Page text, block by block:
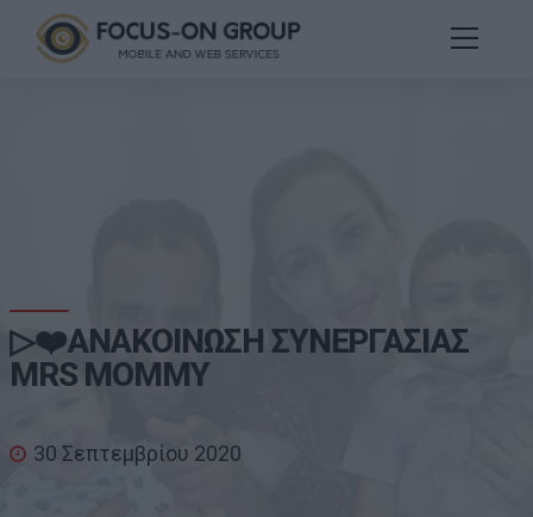
▷❤️ΑΝΑΚΟΙΝΩΣΗ ΣΥΝΕΡΓΑΣΙΑΣ
MRS MOMMY
30 Σεπτεμβρίου 2020